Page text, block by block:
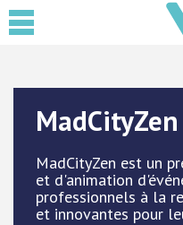
MadCityZen
MadCityZen est un
et d'animation
professionnels à la
et innovantes pour